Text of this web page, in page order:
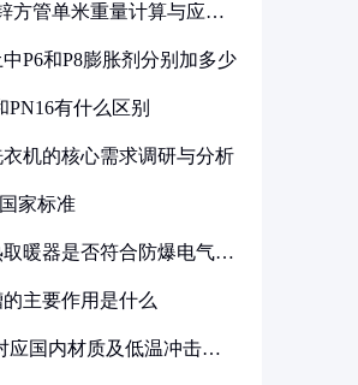
方管单米重量计算与应用
P6和P8膨胀剂分别加多少
PN16有什么区别
机的核心需求调研与分析
家标准
暖器是否符合防爆电气设
主要作用是什么
应国内材质及低温冲击要